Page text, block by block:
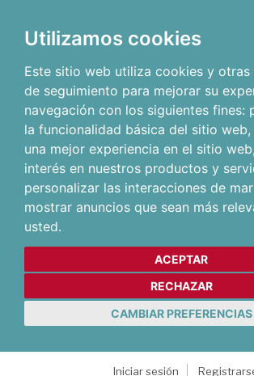
Utilizamos cookies
Este sitio web utiliza cookies y
de seguimiento para mejorar su
navegación con los siguientes fines:
la funcionalidad básica del sitio web,
una mejor experiencia en el sitio web,
interés en nuestros productos y
personalizar las interacciones de
mostrar anuncios que sean más
usted.
ACEPTAR
RECHAZAR
CAMBIAR PREFERENCIAS
Iniciar sesión